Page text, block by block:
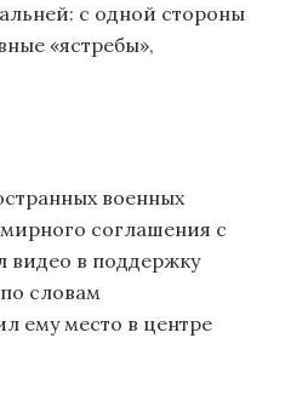
с одной стороны
«ястребы»,
военных
соглашения с
видео в поддержку
словам
ему место в центре